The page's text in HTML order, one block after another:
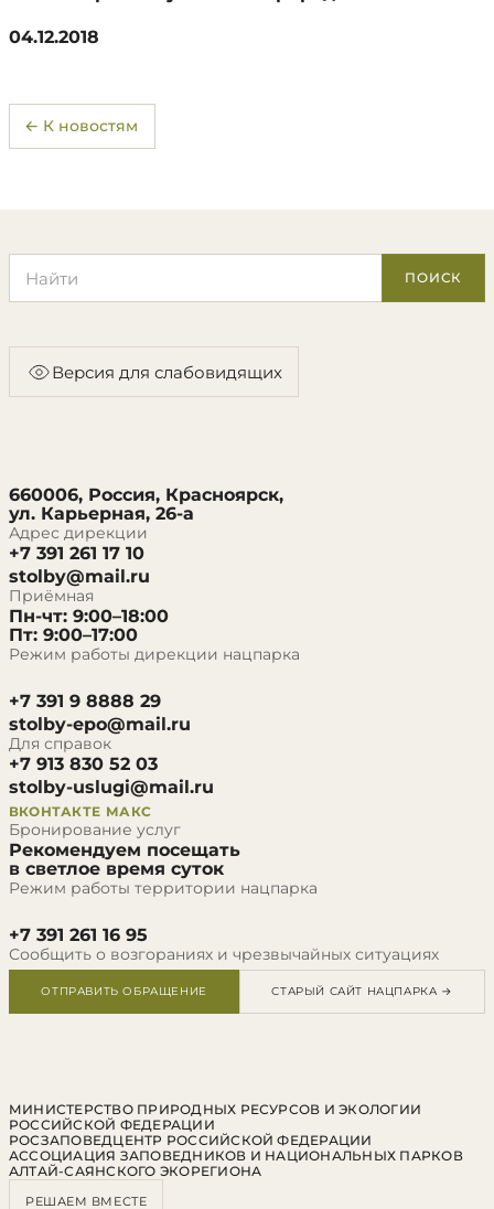
04.12.2018
← К новостям
ПОИСК
Версия для слабовидящих
660006, Россия, Красноярск,
ул. Карьерная, 26-а
Адрес дирекции
+7 391 261 17 10
stolby@mail.ru
Приёмная
Пн-чт: 9:00–18:00
Пт: 9:00–17:00
Режим работы дирекции нацпарка
+7 391 9 8888 29
stolby-epo@mail.ru
Для справок
+7 913 830 52 03
stolby-uslugi@mail.ru
ВКОНТАКТЕ МАКС
Бронирование услуг
Рекомендуем посещать
в светлое время суток
Режим работы территории нацпарка
+7 391 261 16 95
Сообщить о возгораниях и чрезвычайных ситуациях
ОТПРАВИТЬ ОБРАЩЕНИЕ СТАРЫЙ САЙТ НАЦПАРКА →
МИНИСТЕРСТВО ПРИРОДНЫХ РЕСУРСОВ И ЭКОЛОГИИ
РОССИЙСКОЙ ФЕДЕРАЦИИ
РОСЗАПОВЕДЦЕНТР РОССИЙСКОЙ ФЕДЕРАЦИИ
АССОЦИАЦИЯ ЗАПОВЕДНИКОВ И НАЦИОНАЛЬНЫХ ПАРКОВ
АЛТАЙ-САЯНСКОГО ЭКОРЕГИОНА
РЕШАЕМ ВМЕСТЕ